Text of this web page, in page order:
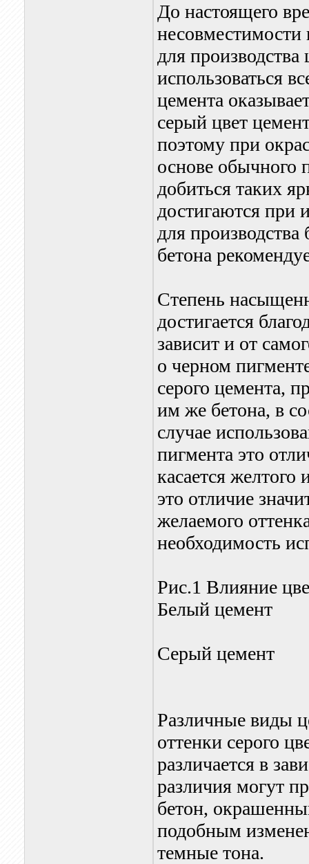
До настоящего
для
использоваться
цемента
серый цвет
поэтому при
основе обычного
добиться таких
достигаются при
для производства
бетона
Степень
достигается
зависит и от
о черном
серого цемента,
им же бетона, в
случае
пигмента это
касается желтого
это отличие
желаемого
необходимость
Рис.1 Влияние
Белый цемент
Серый цемент
Различные виды
оттенки серого
различается в
различия могут
бетон,
подобным
темные тона.